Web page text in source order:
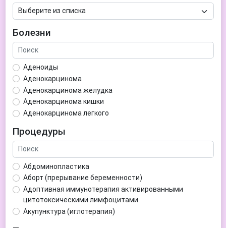
Болезни
Аденоиды
Аденокарцинома
Аденокарцинома желудка
Аденокарцинома кишки
Аденокарцинома легкого
Аденома гипофиза
Аденома простаты
Аденома щитовидной железы
Аденомиоз
Адентия
Азооспермия
Акне (угри)
Алкоголизм
Процедуры
Абдоминопластика
Аборт (прерывание беременности)
Адоптивная иммунотерапия активированными
цитотоксическими лимфоцитами
Акупунктура (иглотерапия)